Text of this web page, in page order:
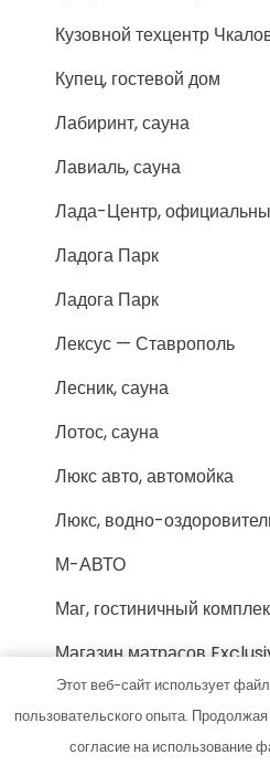
Кузовной техцентр
Купец, гостевой дом
Лабиринт, сауна
Лавиаль, сауна
Лада-Центр,
Ладога Парк
Ладога Парк
Лексус — Ставрополь
Лесник, сауна
Лотос, сауна
Люкс авто, автомойка
Люкс, водно-
М-АВТО
Маг, гостиничный
Магазин матрасов
Магазин Постоянных
Макарьевские бани, сауна
Этот веб-сайт использует
пользовательского опыта.
согласие на использование